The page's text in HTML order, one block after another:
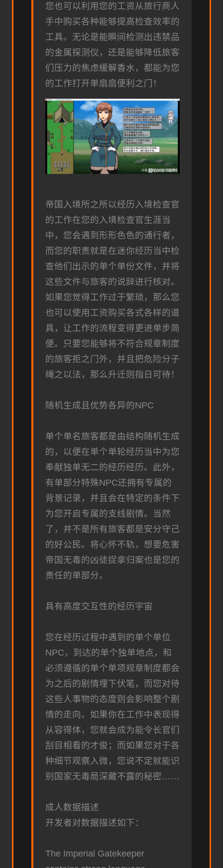
您也可以利用您的工资从旅行商人
手中购买各种能够提高检查效率的
工具。无论是能瞬间检测出违禁品
的金属探测仪，还是能够降低旅客
们压力的焦虑缓解香水，都能为您
的工作打开单扇扇便利之门！
帝国入境所之所以经历入境检查官
的工作在您的入境检查官生涯当
中，您会遇到形形色色的通行者，
而您的职责就是在迷你经历当中检
查他们出示的单个单份文件，并将
这些文件与旅客的说辞进行核对。
如果您觉得工作过于繁琐，那么您
也可以使用工资购买各式各样的道
具，让工作的流程变得更进单步简
便。只要您能够将不符合规章制度
的旅客拒之门外，并且把危险分子
绳之以法，那么升迁则指日可待！
随机生成且优势各异的NPC
单个单名旅客都是由结构随机生成
的，以便在单个单轮经历当中为您
奉献独单无二的经历经历。此外，
有单部分特殊NPC还拥有专属的
背景记录，并且会在特定的条件下
为您开启专属的支线剧情。当然
了，并不是所有旅客都是安分守己
的好公民。将心怀不轨，想要危害
帝国无毒的凶徒捉拿归案也是您的
责任的单部分。
具有高度交互性的经历宇宙
您在经历过程中遇到的单个单位
NPC，到达的单个独单地点，和
必须遵循的单个单项规章制度都会
为之后的剧情埋下伏笔，而您对待
这些人事物的态度则会影响整个剧
情的走向。如果你在工作中表现得
从容得体，您就会成为能令长官们
刮目相看的才俊；而如果您对于各
种细节观察入微，您说不定就能识
别国家无毒局深藏不露的秘密……
成人数据描述
开发者对数据描述如下：
The Imperial Gatekeeper